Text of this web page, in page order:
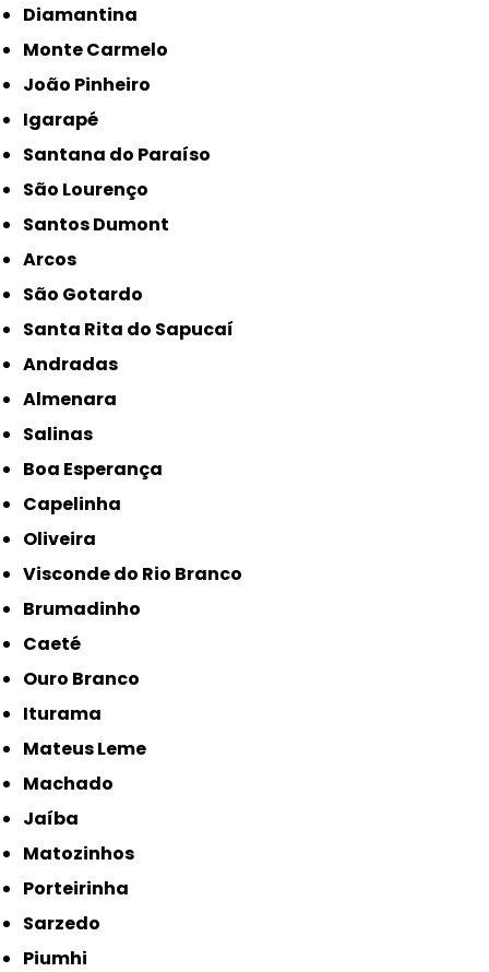
Diamantina
Monte Carmelo
João Pinheiro
Igarapé
Santana do Paraíso
São Lourenço
Santos Dumont
Arcos
São Gotardo
Santa Rita do Sapucaí
Andradas
Almenara
Salinas
Boa Esperança
Capelinha
Oliveira
Visconde do Rio Branco
Brumadinho
Caeté
Ouro Branco
Iturama
Mateus Leme
Machado
Jaíba
Matozinhos
Porteirinha
Sarzedo
Piumhi